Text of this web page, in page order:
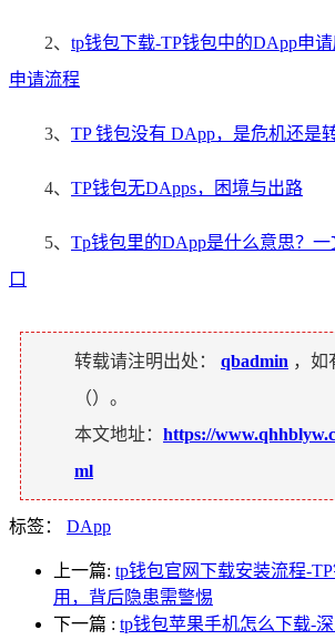
2、 tp钱包下载-TP钱包中的DApp申
申请流程
3、 TP 钱包没有 DApp，是危机还是
4、 TP钱包无DApps，困境与出路
5、 Tp钱包里的DApp是什么意思？一
口
转载请注明出处： qbadmin ，如
（）。
本文地址： https://
ml
标签： DApp
上一篇: tp钱包官网下载安装流程-
用，背后隐患需警惕
下一篇 : tp钱包苹果手机怎么下载-